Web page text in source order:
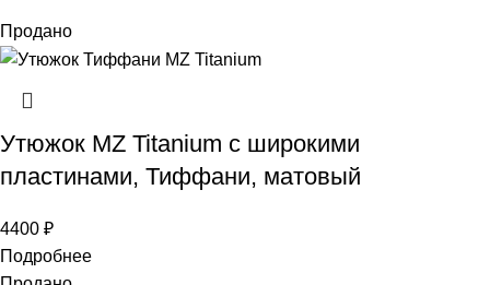
Продано
Утюжок MZ Titanium с широкими
пластинами, Тиффани, матовый
4400 ₽
Подробнее